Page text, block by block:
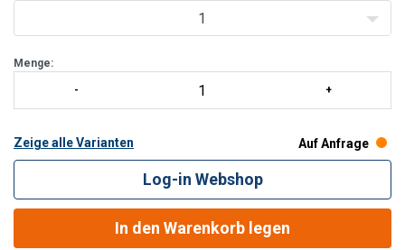
1
Menge:
Zeige alle Varianten Auf Anfrage
Log-in Webshop
In den Warenkorb legen